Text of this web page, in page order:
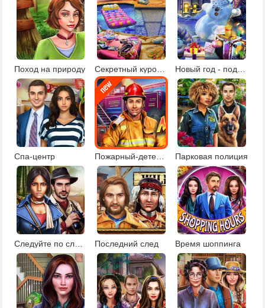
Поход на природу Секретный курорт для знаменитостей
Спа-центр Пожарный-детектив Парковая полиция
Следуйте по следам Последний след Время шоппинга